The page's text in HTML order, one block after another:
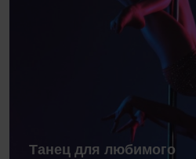
Танец для любимого